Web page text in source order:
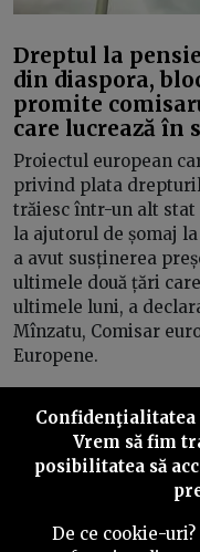
Dreptul la
din diaspora,
promite
care lucrează în
Proiectul european
privind plata
trăiesc într-un alt stat
la ajutorul de șomaj
a avut susținerea
ultimele două țări
ultimele luni, a
Mînzatu, Comisar
Europene.
Vrem să fim
posibilitatea să
De ce cookie-